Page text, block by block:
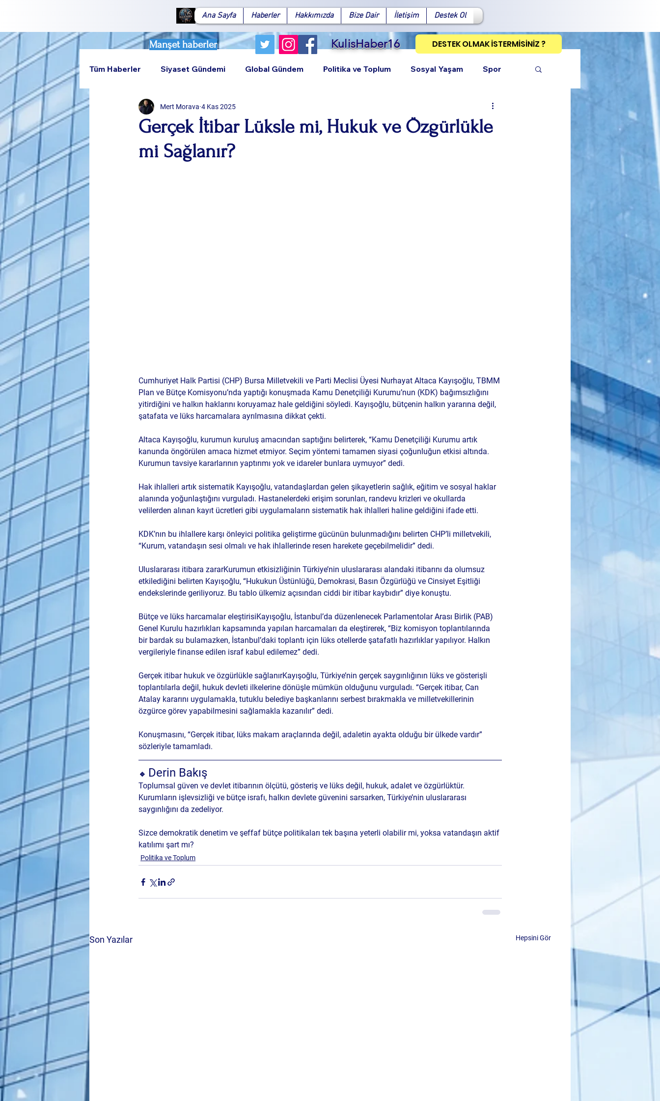
Ana Sayfa Haberler Hakkımızda Bize Dair İletişim Destek Ol
Manşet haberler KulisHaber16 DESTEK OLMAK İSTERMİSİNİZ ?
Tüm Haberler Siyaset Gündemi Global Gündem Politika ve Toplum Sosyal Yaşam Spor
Teknoloji Rumeli
Gerçek İtibar Lüksle mi, Hukuk ve Özgürlükle
mi Sağlanır?
Mert Morava 4 Kas 2025
Cumhuriyet Halk Partisi (CHP) Bursa Milletvekili ve Parti Meclisi Üyesi Nurhayat Altaca Kayışoğlu, TBMM
Plan ve Bütçe Komisyonu’nda yaptığı konuşmada Kamu Denetçiliği Kurumu’nun (KDK) bağımsızlığını
yitirdiğini ve halkın haklarını koruyamaz hale geldiğini söyledi. Kayışoğlu, bütçenin halkın yararına değil,
şatafata ve lüks harcamalara ayrılmasına dikkat çekti.
Altaca Kayışoğlu, kurumun kuruluş amacından saptığını belirterek, “Kamu Denetçiliği Kurumu artık
kanunda öngörülen amaca hizmet etmiyor. Seçim yöntemi tamamen siyasi çoğunluğun etkisi altında.
Kurumun tavsiye kararlarının yaptırımı yok ve idareler bunlara uymuyor” dedi.
Hak ihlalleri artık sistematik Kayışoğlu, vatandaşlardan gelen şikayetlerin sağlık, eğitim ve sosyal haklar
alanında yoğunlaştığını vurguladı. Hastanelerdeki erişim sorunları, randevu krizleri ve okullarda
velilerden alınan kayıt ücretleri gibi uygulamaların sistematik hak ihlalleri haline geldiğini ifade etti.
KDK’nın bu ihlallere karşı önleyici politika geliştirme gücünün bulunmadığını belirten CHP’li milletvekili,
“Kurum, vatandaşın sesi olmalı ve hak ihlallerinde resen harekete geçebilmelidir” dedi.
Uluslararası itibara zararKurumun etkisizliğinin Türkiye’nin uluslararası alandaki itibarını da olumsuz
etkilediğini belirten Kayışoğlu, “Hukukun Üstünlüğü, Demokrasi, Basın Özgürlüğü ve Cinsiyet Eşitliği
endekslerinde geriliyoruz. Bu tablo ülkemiz açısından ciddi bir itibar kaybıdır” diye konuştu.
Bütçe ve lüks harcamalar eleştirisiKayışoğlu, İstanbul’da düzenlenecek Parlamentolar Arası Birlik (PAB)
Genel Kurulu hazırlıkları kapsamında yapılan harcamaları da eleştirerek, “Biz komisyon toplantılarında
bir bardak su bulamazken, İstanbul’daki toplantı için lüks otellerde şatafatlı hazırlıklar yapılıyor. Halkın
vergileriyle finanse edilen israf kabul edilemez” dedi.
Gerçek itibar hukuk ve özgürlükle sağlanırKayışoğlu, Türkiye’nin gerçek saygınlığının lüks ve gösterişli
toplantılarla değil, hukuk devleti ilkelerine dönüşle mümkün olduğunu vurguladı. “Gerçek itibar, Can
Atalay kararını uygulamakla, tutuklu belediye başkanlarını serbest bırakmakla ve milletvekillerinin
özgürce görev yapabilmesini sağlamakla kazanılır” dedi.
Konuşmasını, “Gerçek itibar, lüks makam araçlarında değil, adaletin ayakta olduğu bir ülkede vardır”
sözleriyle tamamladı.
🔹 Derin Bakış
Toplumsal güven ve devlet itibarının ölçütü, gösteriş ve lüks değil, hukuk, adalet ve özgürlüktür.
Kurumların işlevsizliği ve bütçe israfı, halkın devlete güvenini sarsarken, Türkiye’nin uluslararası
saygınlığını da zedeliyor.
Sizce demokratik denetim ve şeffaf bütçe politikaları tek başına yeterli olabilir mi, yoksa vatandaşın aktif
katılımı şart mı?
Politika ve Toplum
Son Yazılar Hepsini Gör